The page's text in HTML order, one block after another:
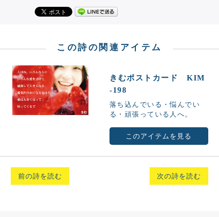
この詩の関連アイテム
きむポストカード KIM
-198
落ち込んでいる・悩んでい
る・頑張っている人へ。
このアイテムを見る
前の詩を読む 次の詩を読む